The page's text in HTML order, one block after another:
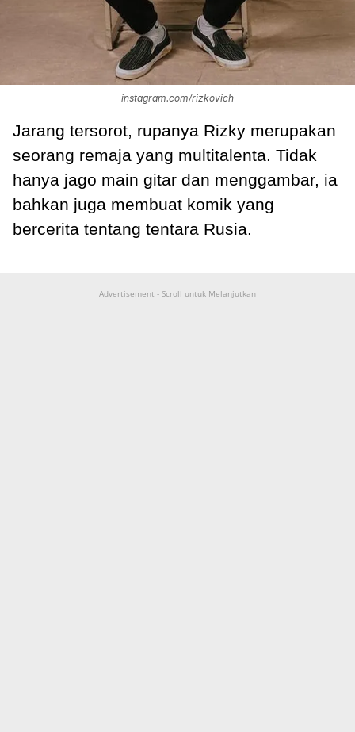
instagram.com/rizkovich
Jarang tersorot, rupanya Rizky merupakan
seorang remaja yang multitalenta. Tidak
hanya jago main gitar dan menggambar, ia
bahkan juga membuat komik yang
bercerita tentang tentara Rusia.
Advertisement - Scroll untuk Melanjutkan